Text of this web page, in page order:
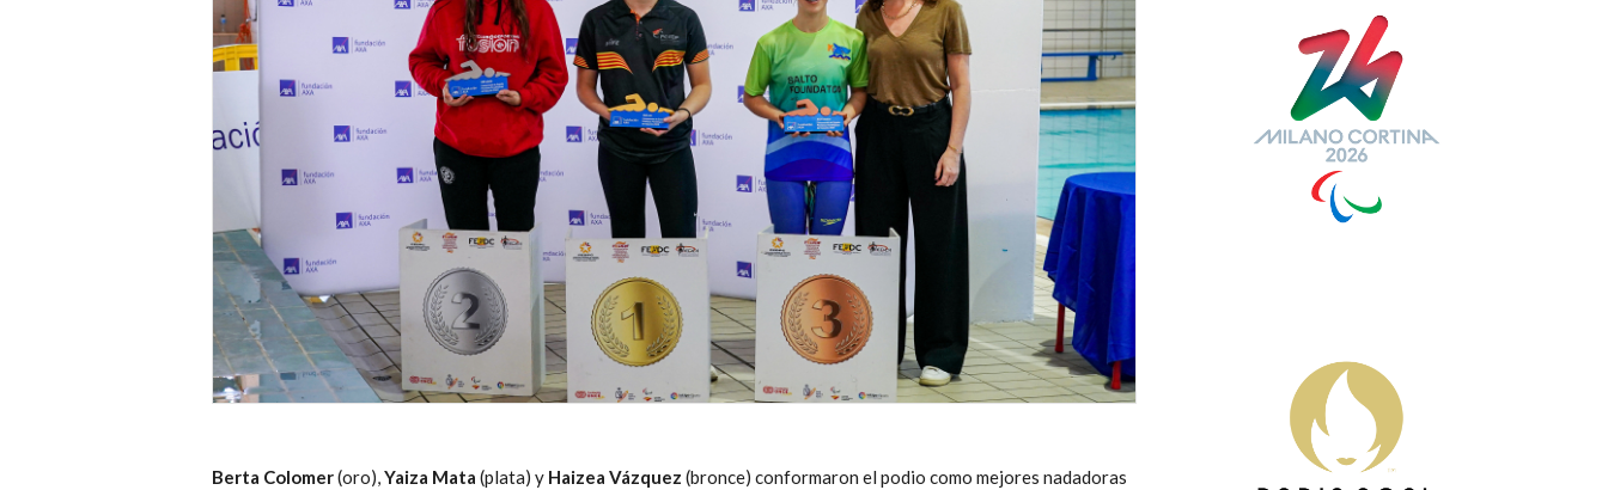
Berta Colomer(oro),Yaiza Mata (plata) y Haizea Vázquez (bronce) conformaron el podio como mejores nadadoras